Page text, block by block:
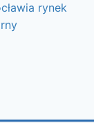
rynek